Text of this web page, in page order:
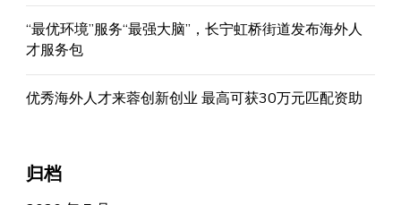
“最优环境”服务“最强大脑”，长宁虹桥街道发布海外人
才服务包
优秀海外人才来蓉创新创业 最高可获30万元匹配资助
归档